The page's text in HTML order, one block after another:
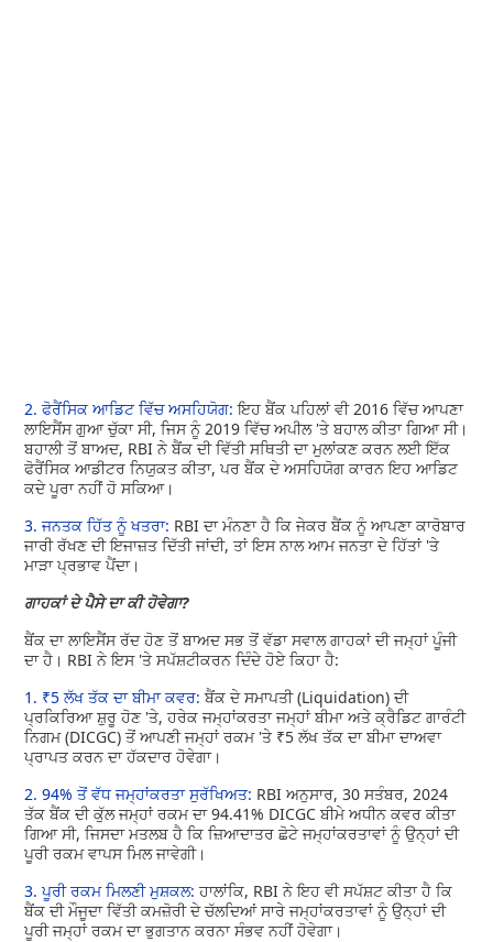
2. ਫੋਰੈਂਸਿਕ ਆਡਿਟ ਵਿੱਚ ਅਸਹਿਯੋਗ: ਇਹ ਬੈਂਕ ਪਹਿਲਾਂ ਵੀ 2016 ਵਿੱਚ ਆਪਣਾ
ਲਾਇਸੈਂਸ ਗੁਆ ਚੁੱਕਾ ਸੀ, ਜਿਸ ਨੂੰ 2019 ਵਿੱਚ ਅਪੀਲ 'ਤੇ ਬਹਾਲ ਕੀਤਾ ਗਿਆ ਸੀ।
ਬਹਾਲੀ ਤੋਂ ਬਾਅਦ, RBI ਨੇ ਬੈਂਕ ਦੀ ਵਿੱਤੀ ਸਥਿਤੀ ਦਾ ਮੁਲਾਂਕਣ ਕਰਨ ਲਈ ਇੱਕ
ਫੋਰੈਂਸਿਕ ਆਡੀਟਰ ਨਿਯੁਕਤ ਕੀਤਾ, ਪਰ ਬੈਂਕ ਦੇ ਅਸਹਿਯੋਗ ਕਾਰਨ ਇਹ ਆਡਿਟ
ਕਦੇ ਪੂਰਾ ਨਹੀਂ ਹੋ ਸਕਿਆ।
3. ਜਨਤਕ ਹਿੱਤ ਨੂੰ ਖਤਰਾ: RBI ਦਾ ਮੰਨਣਾ ਹੈ ਕਿ ਜੇਕਰ ਬੈਂਕ ਨੂੰ ਆਪਣਾ ਕਾਰੋਬਾਰ
ਜਾਰੀ ਰੱਖਣ ਦੀ ਇਜਾਜ਼ਤ ਦਿੱਤੀ ਜਾਂਦੀ, ਤਾਂ ਇਸ ਨਾਲ ਆਮ ਜਨਤਾ ਦੇ ਹਿੱਤਾਂ 'ਤੇ
ਮਾੜਾ ਪ੍ਰਭਾਵ ਪੈਂਦਾ।
ਗਾਹਕਾਂ ਦੇ ਪੈਸੇ ਦਾ ਕੀ ਹੋਵੇਗਾ?
ਬੈਂਕ ਦਾ ਲਾਇਸੈਂਸ ਰੱਦ ਹੋਣ ਤੋਂ ਬਾਅਦ ਸਭ ਤੋਂ ਵੱਡਾ ਸਵਾਲ ਗਾਹਕਾਂ ਦੀ ਜਮ੍ਹਾਂ ਪੂੰਜੀ
ਦਾ ਹੈ। RBI ਨੇ ਇਸ 'ਤੇ ਸਪੱਸ਼ਟੀਕਰਨ ਦਿੰਦੇ ਹੋਏ ਕਿਹਾ ਹੈ:
1. ₹5 ਲੱਖ ਤੱਕ ਦਾ ਬੀਮਾ ਕਵਰ: ਬੈਂਕ ਦੇ ਸਮਾਪਤੀ (Liquidation) ਦੀ
ਪ੍ਰਕਿਰਿਆ ਸ਼ੁਰੂ ਹੋਣ 'ਤੇ, ਹਰੇਕ ਜਮ੍ਹਾਂਕਰਤਾ ਜਮ੍ਹਾਂ ਬੀਮਾ ਅਤੇ ਕ੍ਰੈਡਿਟ ਗਾਰੰਟੀ
ਨਿਗਮ (DICGC) ਤੋਂ ਆਪਣੀ ਜਮ੍ਹਾਂ ਰਕਮ 'ਤੇ ₹5 ਲੱਖ ਤੱਕ ਦਾ ਬੀਮਾ ਦਾਅਵਾ
ਪ੍ਰਾਪਤ ਕਰਨ ਦਾ ਹੱਕਦਾਰ ਹੋਵੇਗਾ।
2. 94% ਤੋਂ ਵੱਧ ਜਮ੍ਹਾਂਕਰਤਾ ਸੁਰੱਖਿਅਤ: RBI ਅਨੁਸਾਰ, 30 ਸਤੰਬਰ, 2024
ਤੱਕ ਬੈਂਕ ਦੀ ਕੁੱਲ ਜਮ੍ਹਾਂ ਰਕਮ ਦਾ 94.41% DICGC ਬੀਮੇ ਅਧੀਨ ਕਵਰ ਕੀਤਾ
ਗਿਆ ਸੀ, ਜਿਸਦਾ ਮਤਲਬ ਹੈ ਕਿ ਜ਼ਿਆਦਾਤਰ ਛੋਟੇ ਜਮ੍ਹਾਂਕਰਤਾਵਾਂ ਨੂੰ ਉਨ੍ਹਾਂ ਦੀ
ਪੂਰੀ ਰਕਮ ਵਾਪਸ ਮਿਲ ਜਾਵੇਗੀ।
3. ਪੂਰੀ ਰਕਮ ਮਿਲਣੀ ਮੁਸ਼ਕਲ: ਹਾਲਾਂਕਿ, RBI ਨੇ ਇਹ ਵੀ ਸਪੱਸ਼ਟ ਕੀਤਾ ਹੈ ਕਿ
ਬੈਂਕ ਦੀ ਮੌਜੂਦਾ ਵਿੱਤੀ ਕਮਜ਼ੋਰੀ ਦੇ ਚੱਲਦਿਆਂ ਸਾਰੇ ਜਮ੍ਹਾਂਕਰਤਾਵਾਂ ਨੂੰ ਉਨ੍ਹਾਂ ਦੀ
ਪੂਰੀ ਜਮ੍ਹਾਂ ਰਕਮ ਦਾ ਭੁਗਤਾਨ ਕਰਨਾ ਸੰਭਵ ਨਹੀਂ ਹੋਵੇਗਾ।